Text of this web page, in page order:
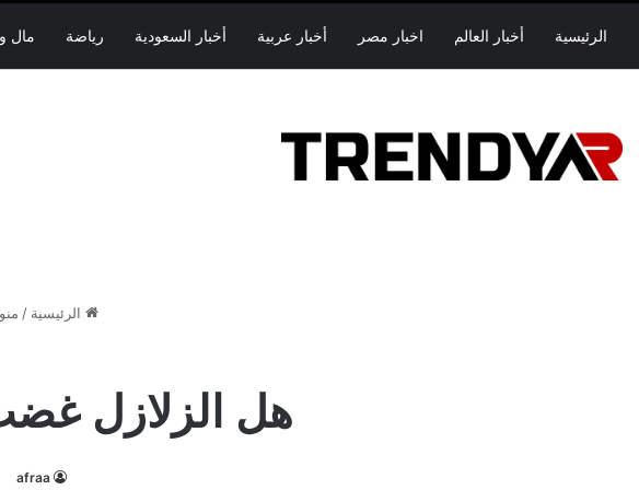
الرئيسية أخبار العالم اخبار مصر أخبار عربية أخبار السعودية رياضة مال
الرئيسية /
هل الزلازل غضب
afraa